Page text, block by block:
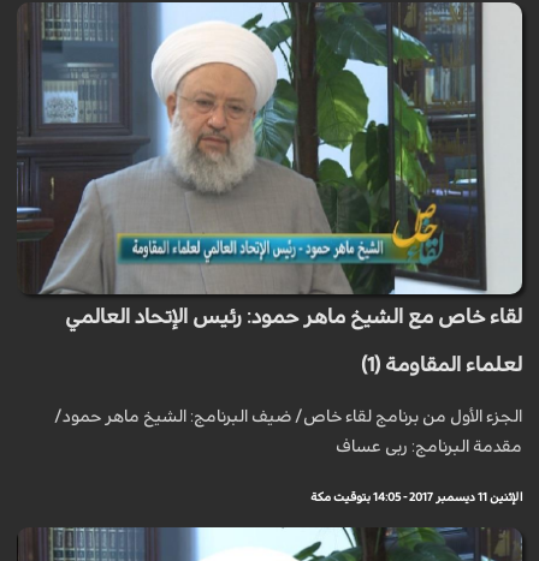
لقاء خاص مع الشيخ ماهر حمود: رئيس الإتحاد العالمي
لعلماء المقاومة (1)
الجزء الأول من برنامج لقاء خاص/ ضيف البرنامج: الشيخ ماهر حمود/
مقدمة البرنامج: ربى عساف
الإثنين 11 ديسمبر 2017 - 14:05 بتوقيت مكة